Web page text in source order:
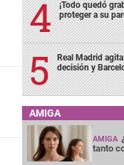
¡Todo quedó
proteger a su
Real Madrid
decisión y
AMIGA
AMIGA
tanto